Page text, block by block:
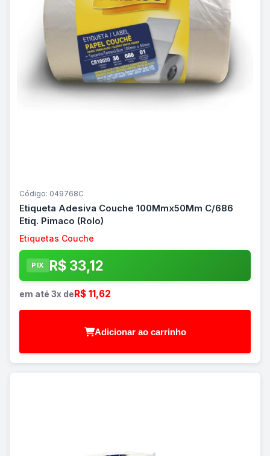
Código: 049768C
Etiqueta Adesiva Couche 100Mmx50Mm C/686
Etiq. Pimaco (Rolo)
Etiquetas Couche
PIX R$ 33,12
em até 3x de R$ 11,62
Adicionar ao carrinho